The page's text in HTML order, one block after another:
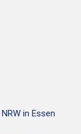
in Essen